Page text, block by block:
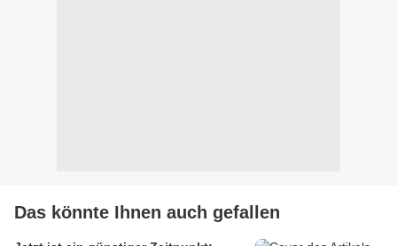
Das könnte Ihnen auch gefallen